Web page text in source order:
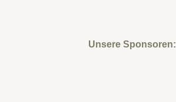
Unsere Sponsoren: